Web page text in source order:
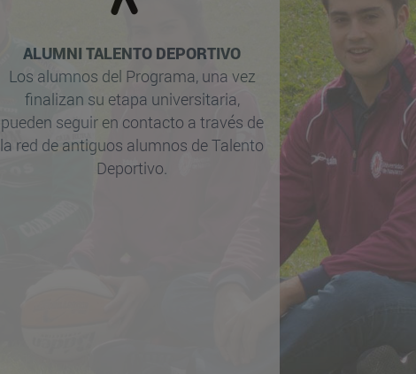
ALUMNI TALENTO DEPORTIVO
Los alumnos del Programa, una vez
finalizan su etapa universitaria,
pueden seguir en contacto a través de
la red de antiguos alumnos de Talento
Deportivo.